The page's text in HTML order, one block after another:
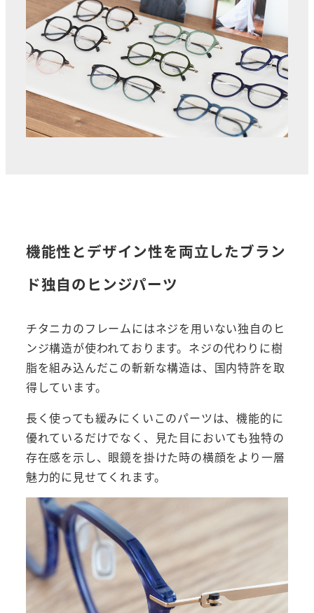
機能性とデザイン性を両立したブラン
ド独自のヒンジパーツ
チタニカのフレームにはネジを用いない独自のヒ
ンジ構造が使われております。ネジの代わりに樹
脂を組み込んだこの斬新な構造は、国内特許を取
得しています。
長く使っても緩みにくいこのパーツは、機能的に
優れているだけでなく、見た目においても独特の
存在感を示し、眼鏡を掛けた時の横顔をより一層
魅力的に見せてくれます。